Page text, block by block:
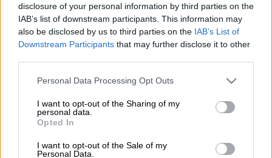
disclosure of your personal information by third parties on the
IAB’s list of downstream participants. This information may
also be disclosed by us to third parties on the IAB’s List of
Downstream Participants that may further disclose it to other
Please note that this website/app uses one or more Google
not limited to your visit or usage behaviour. You may click to
grant or deny consent to Google and its third-party tags to
use your data for below specified purposes in below Google
consent section.
Personal Data Processing Opt Outs
I want to opt-out of the Sharing of my
personal data.
Opted In
I want to opt-out of the Sale of my
Personal Data.
Αντιμέτωπη με ένα σκληρόlockdownθα
βρεθούν οι πολίτες τηςΓαλλίας.
Συγκεκριμένα τα μέτρα που ισχύουν σήμερα
τοπικά για την αντιμετώπιση της πανδημίας
κορονοϊούθα επεκταθούν από το
ο πρόεδρος της ΓαλλίαςΕμανουέλ Μακρόν
σε τηλεοπτικό διάγγελμά του. Οι
περιορισμοί θα ισχύσουν για τουλάχιστον